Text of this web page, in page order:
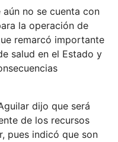
no se cuenta con
la operación de
remarcó importante
salud en el Estado y
dijo que será
de los recursos
pues indicó que son